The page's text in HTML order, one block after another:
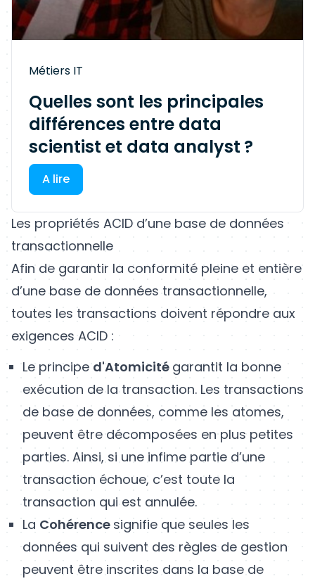
Métiers IT
Quelles sont les principales
différences entre data
scientist et data analyst ?
A lire
Les propriétés ACID d’une base de données
transactionnelle
Afin de garantir la conformité pleine et entière
d’une base de données transactionnelle,
toutes les transactions doivent répondre aux
exigences ACID :
Le principe d'Atomicité garantit la bonne
exécution de la transaction. Les transactions
de base de données, comme les atomes,
peuvent être décomposées en plus petites
parties. Ainsi, si une infime partie d’une
transaction échoue, c’est toute la
transaction qui est annulée.
La Cohérence signifie que seules les
données qui suivent des règles de gestion
peuvent être inscrites dans la base de